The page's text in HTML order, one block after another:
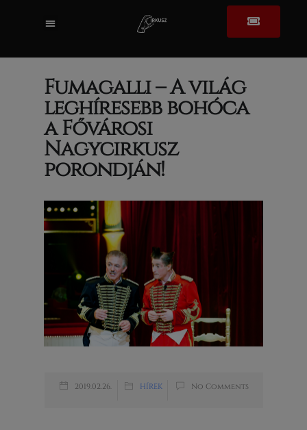
Fumagalli – A világ
leghíresebb bohóca
a Fővárosi
Nagycirkusz
porondján!
2019.02.26. HÍREK No Comments